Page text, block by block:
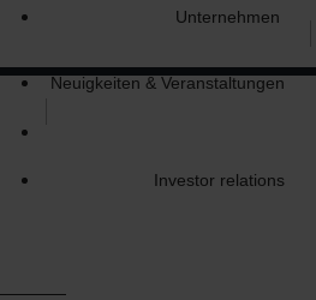
Unternehmen
Neuigkeiten & Veranstaltungen
Investor relations